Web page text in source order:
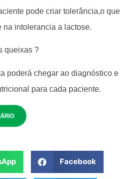
pode criar tolerância,o que
na intolerancia a lactose.
queixas ?
poderá chegar ao diagnóstico e
para cada paciente.
Facebook